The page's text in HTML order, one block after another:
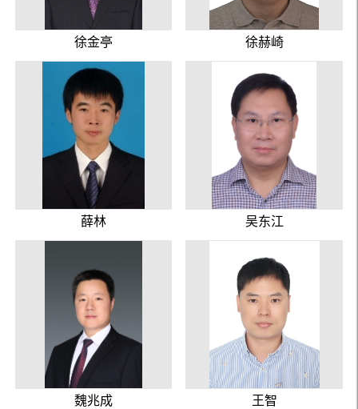
徐金亭 徐赫崎
薛林 吴东江
魏兆成 王智